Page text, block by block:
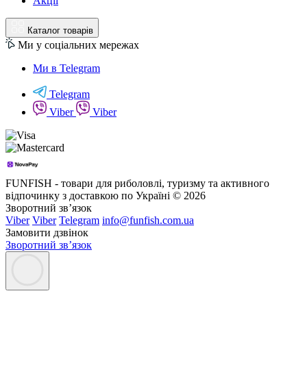
Каталог товарів
Ми у соціальних мережах
Ми в Telegram
Telegram
Viber
Viber
FUNFISH - товари для риболовлі, туризму та активного
відпочинку з доставкою по Україні © 2026
Зворотний зв’язок
Viber Viber Telegram info@funfish.com.ua
Замовити дзвінок
Зворотний зв’язок